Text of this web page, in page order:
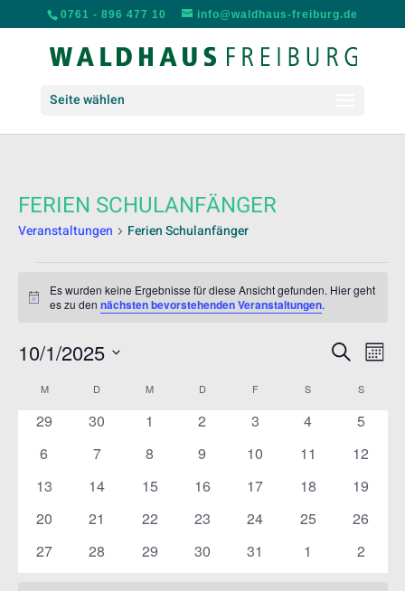
0761 - 896 477 10 info@waldhaus-freiburg.de
Seite wählen
FERIEN SCHULANFÄNGER
Veranstaltungen Ferien Schulanfänger
Hinweis
Es wurden keine Ergebnisse für diese Ansicht gefunden. Hier geht
es zu dennächsten bevorstehenden Veranstaltungen.
SUCHE
UND
SucheMonat
10/1/2025
wählen.
KALENDER
VON
VERANSTALTUNGEN
MMONTAG D DIENSTAGM MITTWOCH
DDONNERSTAG
FFREITAG S SAMSTAGS
0
29
0
30
0
1
0
2
0
3
0
4
0
5
0
6
0
7
0
8
0
9
0
10
0
11
0
12
0
13
0
14
0
15
0
16
0
17
0
18
0
19
0
20
0
21
0
22
0
23
0
24
0
25
0
26
0
27
0
28
0
29
0
30
0
31
0
1
0
2